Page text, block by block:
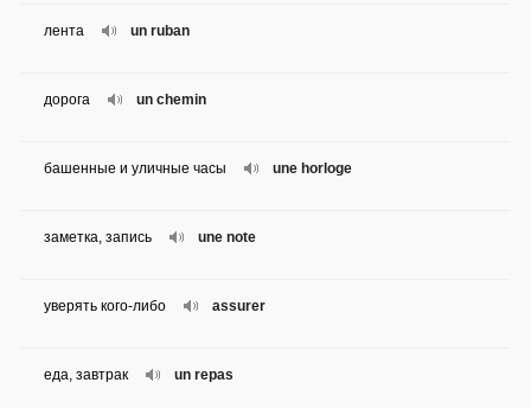
un ruban
лента
un chemin
дорога
une horloge
башенные и уличные часы
une note
заметка, запись
assurer
уверять кого-либо
un repas
еда, завтрак